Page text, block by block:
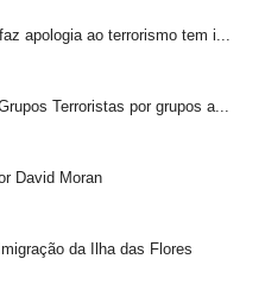
apologia ao terrorismo tem i...
Terroristas por grupos a...
David Moran
da Ilha das Flores